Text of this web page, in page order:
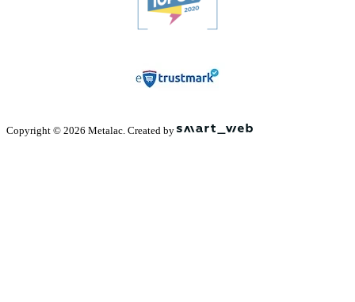
Copyright © 2026 Metalac. Created by